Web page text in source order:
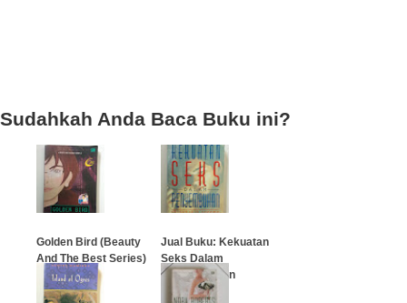
Sudahkah Anda Baca Buku ini?
Golden Bird (Beauty
And The Best Series)
…
Jual Buku: Kekuatan
Seks Dalam
Penyembuhan